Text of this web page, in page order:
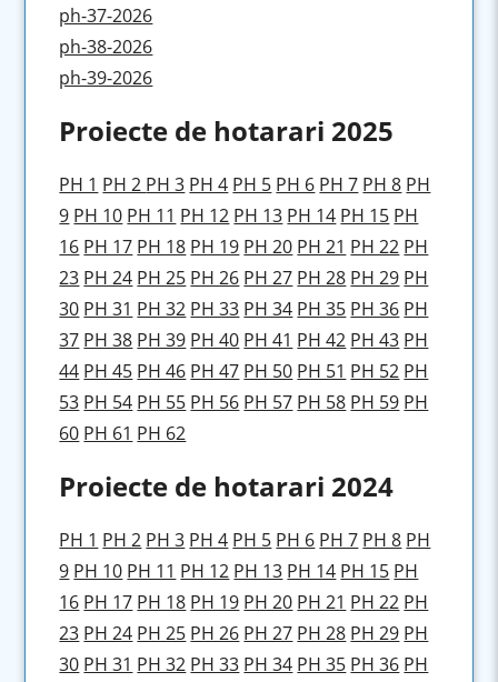
ph-37-2026
ph-38-2026
ph-39-2026
Proiecte de hotarari 2025
PH 1 PH 2 PH 3 PH 4 PH 5 PH 6 PH 7 PH 8 PH
9 PH 10 PH 11 PH 12 PH 13 PH 14 PH 15 PH
16 PH 17 PH 18 PH 19 PH 20 PH 21 PH 22 PH
23 PH 24 PH 25 PH 26 PH 27 PH 28 PH 29 PH
30 PH 31 PH 32 PH 33 PH 34 PH 35 PH 36 PH
37 PH 38 PH 39 PH 40 PH 41 PH 42 PH 43 PH
44 PH 45 PH 46 PH 47 PH 50 PH 51 PH 52 PH
53 PH 54 PH 55 PH 56 PH 57 PH 58 PH 59 PH
60 PH 61 PH 62
Proiecte de hotarari 2024
PH 1 PH 2 PH 3 PH 4 PH 5 PH 6 PH 7 PH 8 PH
9 PH 10 PH 11 PH 12 PH 13 PH 14 PH 15 PH
16 PH 17 PH 18 PH 19 PH 20 PH 21 PH 22 PH
23 PH 24 PH 25 PH 26 PH 27 PH 28 PH 29 PH
30 PH 31 PH 32 PH 33 PH 34 PH 35 PH 36 PH